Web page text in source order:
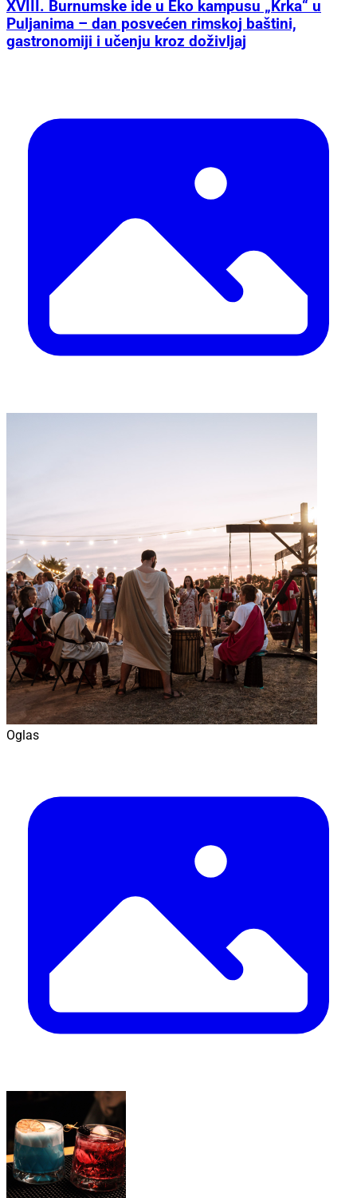
XVIII. Burnumske ide u Eko kampusu „Krka“ u
Puljanima – dan posvećen rimskoj baštini,
gastronomiji i učenju kroz doživljaj
Oglas